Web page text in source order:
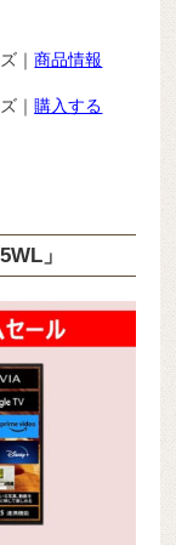
｜商品情報
｜ 購入する
」